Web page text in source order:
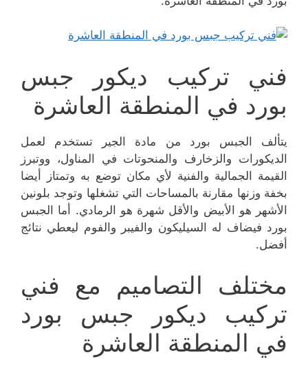
فني تركيب ديكور جبس
بورد في المنطقة العاشرة
يتألف الجبس بورد من مادة الجير تستخدم لعمل
الديكورات والزخارف والمنحوتات في المناول، ووتبرز
القيمة الجمالية والفنية لأي مكان توضع به وتمتاز أيضا
بخفة وزنها مقارنة بالمساحات التي تشغلها وتوجد بلونين
الأشهر هو الأبيض والأقل شهرة هو الرمادي. أما الجبس
بورد فيضاف له السيليكون والفيبر والفوم ليعطي نتائج
أفضل.
مختلف التصاميم مع فني
تركيب ديكور جبس بورد
في المنطقة العاشرة